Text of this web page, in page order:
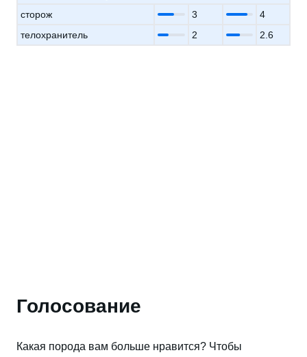
сторож
3
4
телохранитель
2 2.6
Голосование
Какая порода вам больше нравится? Чтобы